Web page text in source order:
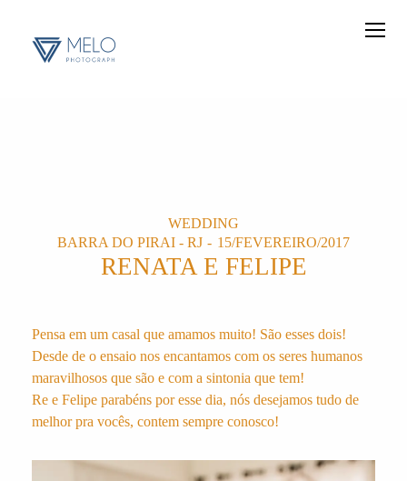
WEDDING
BARRA DO PIRAI - RJ
15/FEVEREIRO/2017
RENATA E FELIPE
Pensa em um casal que amamos muito! São esses dois!
Desde de o ensaio nos encantamos com os seres humanos
maravilhosos que são e com a sintonia que tem!
Re e Felipe parabéns por esse dia, nós desejamos tudo de
melhor pra vocês, contem sempre conosco!